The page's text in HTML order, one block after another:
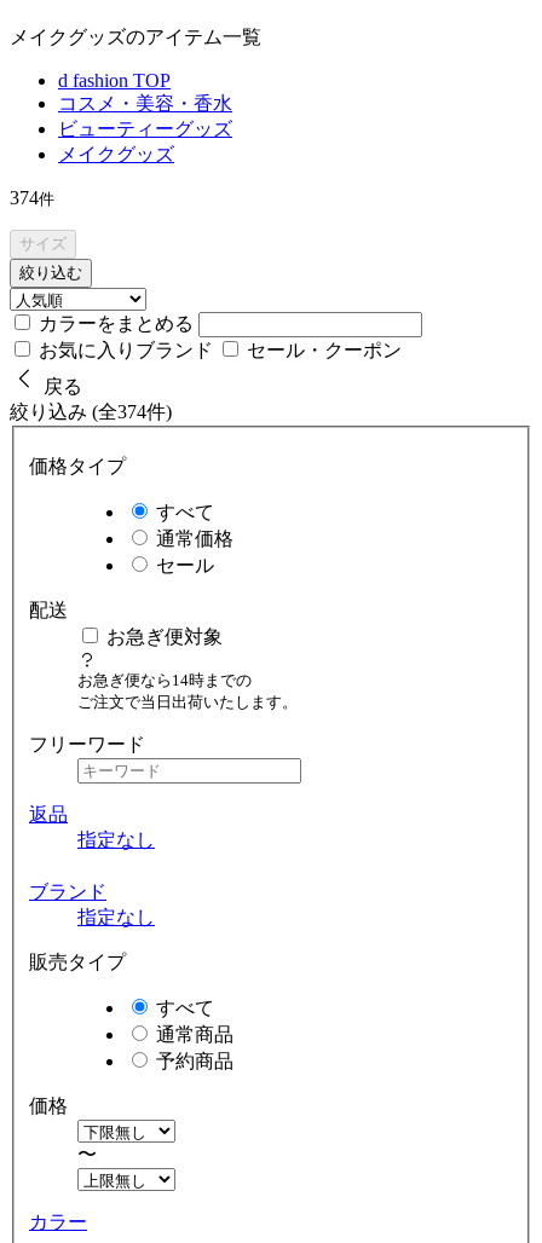
メイクグッズのアイテム一覧
d fashion TOP
コスメ・美容・香水
ビューティーグッズ
メイクグッズ
374件
サイズ
絞り込む
カラーをまとめる
お気に入りブランド
セール・クーポン
戻る
絞り込み (全374件)
価格タイプ
すべて
通常価格
セール
配送
お急ぎ便対象
お急ぎ便なら14時までの
ご注文で当日出荷いたします。
フリーワード
返品
指定なし
ブランド
指定なし
販売タイプ
すべて
通常商品
予約商品
価格
〜
カラー